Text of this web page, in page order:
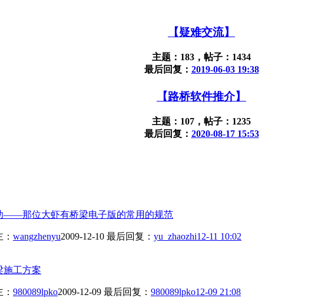
【疑难交流】
主题：183，帖子：1434
最后回复： 2019-06-03 19:38
【路桥软件推介】
主题：107，帖子：1235
最后回复： 2020-08-17 15:53
——那位大虾有桥梁电子版的常用的规范
wangzhenyu2009-12-10 最后回复： yu_zhaozhi12-11 10:02
施工方案
980089lpko2009-12-09 最后回复： 980089lpko12-09 21:08